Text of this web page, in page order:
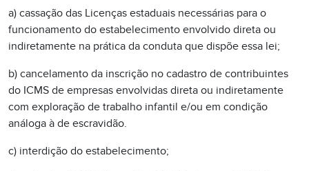
a) cassação das Licenças estaduais necessárias para o
funcionamento do estabelecimento envolvido direta ou
indiretamente na prática da conduta que dispõe essa lei;
b) cancelamento da inscrição no cadastro de contribuintes
do ICMS de empresas envolvidas direta ou indiretamente
com exploração de trabalho infantil e/ou em condição
análoga à de escravidão.
c) interdição do estabelecimento;